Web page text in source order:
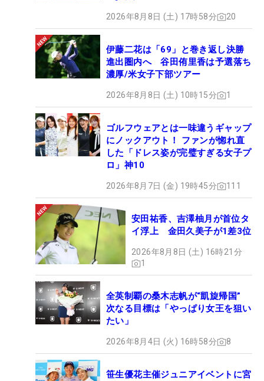
2026年8月8日 (土) 17時58分 20
伊藤二花は「69」と巻き返し決勝
進出圏内へ 谷田侑里香は予選落ち
濃厚/米女子下部ツアー
2026年8月8日 (土) 10時15分 1
ゴルフウェアとは一味違うギャップ
にノックアウト！ ファンが惚れ直
した「ドレス姿が完璧すぎる女子プ
ロ」神10
2026年8月7日 (金) 19時45分 111
安田祐香、吉澤柚月が首位タ
イ浮上 金田久美子が1差3位
2026年8月8日 (土) 16時21分
1
全英制覇の桑木志帆が“凱旋帰国”
次なる目標は「やっぱり女王を狙い
たい」
2026年8月4日 (火) 16時58分 8
笹生優花主催ジュニアイベントに宮